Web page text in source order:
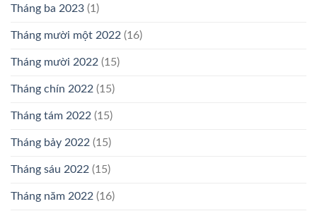
Tháng ba 2023 (1)
Tháng mười một 2022 (16)
Tháng mười 2022 (15)
Tháng chín 2022 (15)
Tháng tám 2022 (15)
Tháng bảy 2022 (15)
Tháng sáu 2022 (15)
Tháng năm 2022 (16)